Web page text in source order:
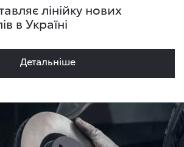
лінійку нових
в Україні
Детальнiше